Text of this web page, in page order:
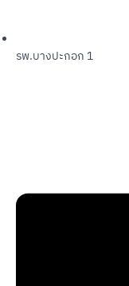
รพ.บางปะกอก 1